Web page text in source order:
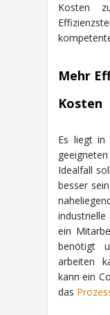
Kosten
Mehr
Kosten
Es liegt in
Idealfall
besser
ein
benötigt
arbeiten
kann ein
das